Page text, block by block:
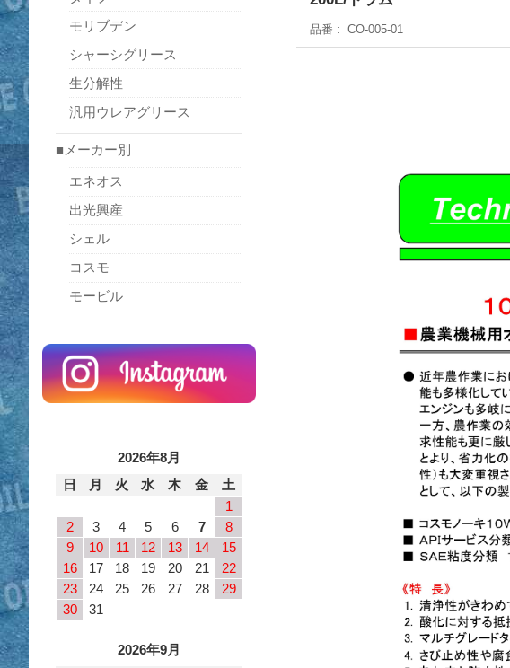
品番 CO-005-01
モリブデン
シャーシグリース
生分解性
汎用ウレアグリース
■メーカー別
エネオス
出光興産
シェル
コスモ
モービル
2026年8月
日
月 火 水 木 金
土
1
2
3 4 5 6 7
8
9
10 11 12 13 14
15
16
17 18 19 20 21
22
23
24 25 26 27 28
29
30
31
2026年9月